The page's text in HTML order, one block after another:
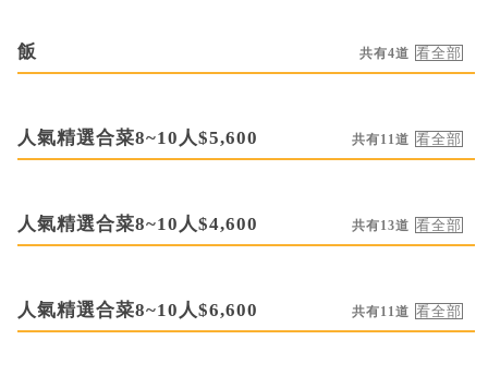
飯 共有4道
人氣精選合菜8~10人$5,600 共有11道
人氣精選合菜8~10人$4,600 共有13道
人氣精選合菜8~10人$6,600 共有11道